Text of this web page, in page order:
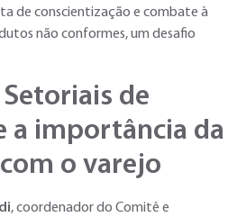
de conscientização e combate à
não conformes, um desafio
de
a importância da
o varejo
, coordenador do Comitê e